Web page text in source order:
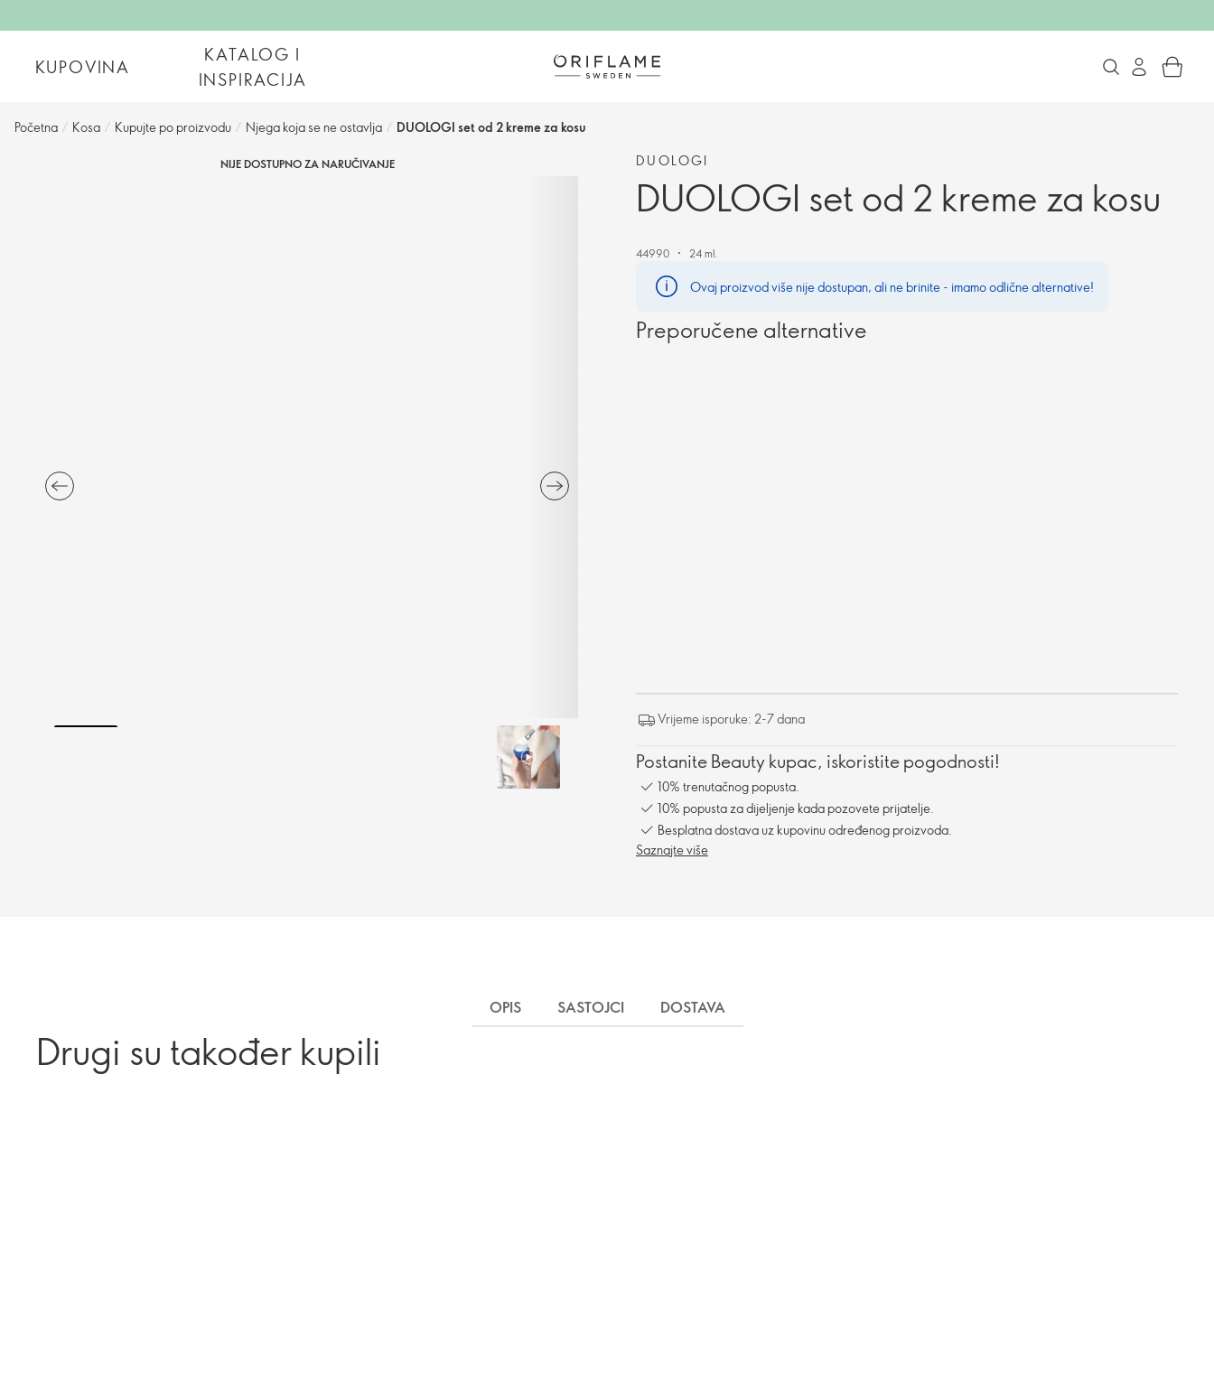
KUPOVINA
KATALOG I
INSPIRACIJA
Početna / Kosa / Kupujte po proizvodu / Njega koja se ne ostavlja / DUOLOGI set od 2 kreme za kosu
NIJE DOSTUPNO ZA NARUČIVANJE DUOLOGI
DUOLOGI set od 2 kreme za kosu
44990 24 ml.
Ovaj proizvod više nije dostupan, ali ne brinite - imamo odlične alternative!
Preporučene alternative
Vrijeme isporuke: 2-7 dana
Postanite Beauty kupac, iskoristite pogodnosti!
10% trenutačnog popusta.
10% popusta za dijeljenje kada pozovete prijatelje.
Besplatna dostava uz kupovinu određenog proizvoda.
Saznajte više
OPIS SASTOJCI DOSTAVA
Drugi su također kupili